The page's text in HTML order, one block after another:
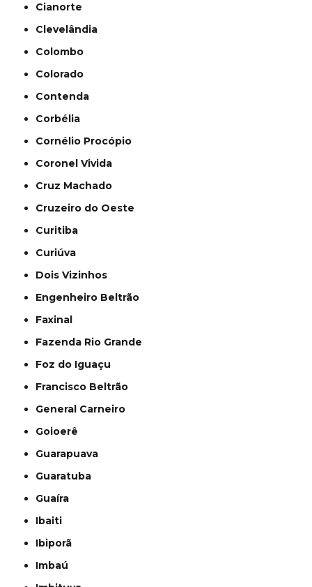
Cianorte
Clevelândia
Colombo
Colorado
Contenda
Corbélia
Cornélio Procópio
Coronel Vivida
Cruz Machado
Cruzeiro do Oeste
Curitiba
Curiúva
Dois Vizinhos
Engenheiro Beltrão
Faxinal
Fazenda Rio Grande
Foz do Iguaçu
Francisco Beltrão
General Carneiro
Goioerê
Guarapuava
Guaratuba
Guaíra
Ibaiti
Ibiporã
Imbaú